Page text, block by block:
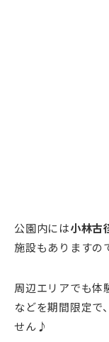
公園内には小林古
施設もありますの
周辺エリアでも体
などを期間限定で
せん♪